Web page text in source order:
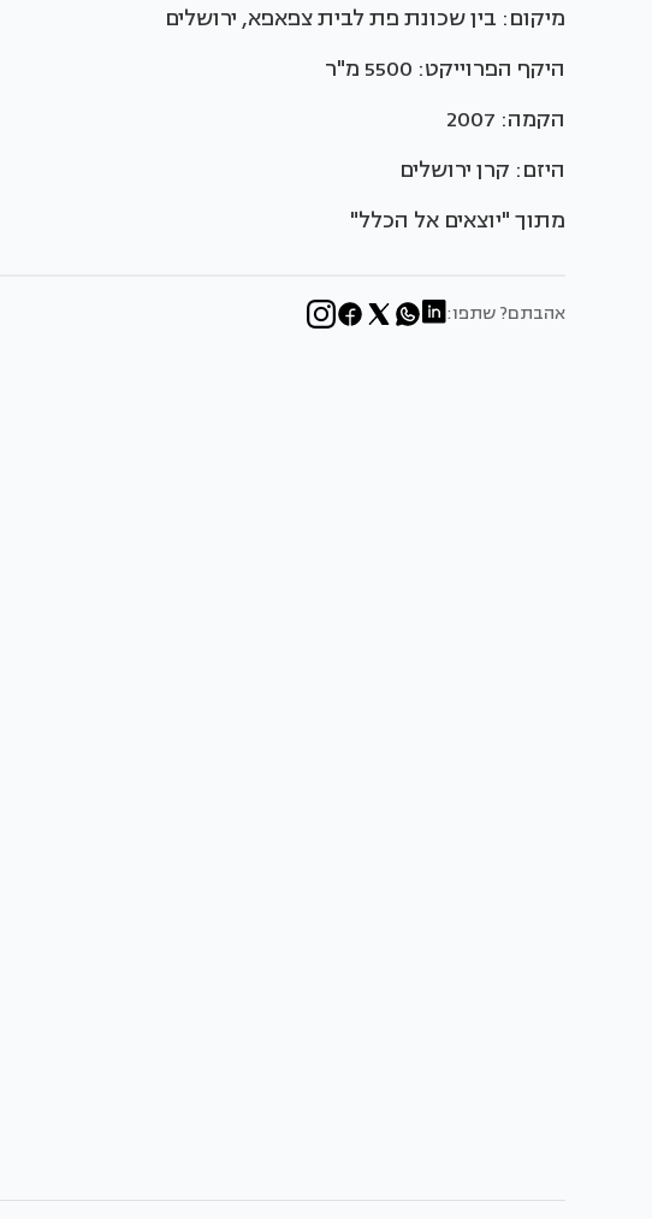
מיקום: בין שכונת פת לבית צפאפא, ירושלים
היקף הפרוייקט: 5500 מ"ר
הקמה: 2007
היזם: קרן ירושלים
מתוך "יוצאים אל הכלל"
אהבתם? שתפו: